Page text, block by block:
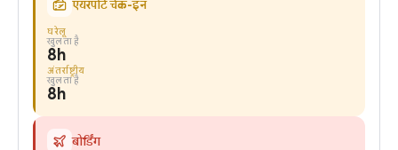
एयरपोर्ट चेक-इन
घरेलू
खुलता है
8h
अंतर्राष्ट्रीय
खुलता है
8h
बोर्डिंग